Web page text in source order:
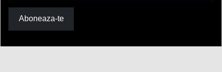
Aboneaza-te